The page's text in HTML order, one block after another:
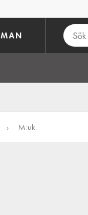
MAN
› M:uk